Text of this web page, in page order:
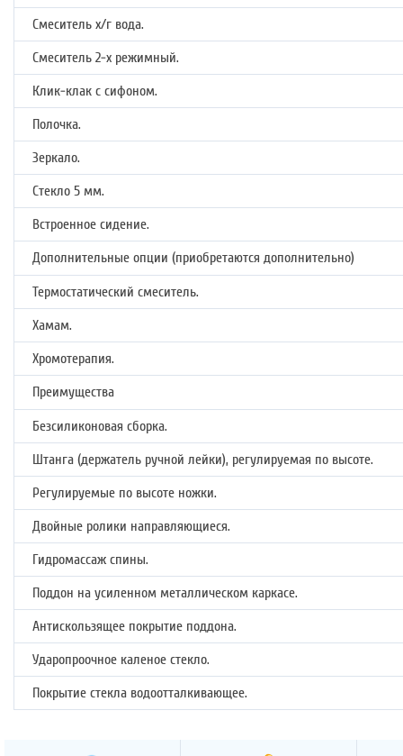
Смеситель х/г вода.
Смеситель 2-х режимный.
Клик-клак с сифоном.
Полочка.
Зеркало.
Стекло 5 мм.
Встроенное сидение.
Дополнительные опции (приобретаются дополнительно)
Термостатический смеситель.
Хамам.
Хромотерапия.
Преимущества
Безсиликоновая сборка.
Штанга (держатель ручной лейки), регулируемая по высоте.
Регулируемые по высоте ножки.
Двойные ролики направляющиеся.
Гидромассаж спины.
Поддон на усиленном металлическом каркасе.
Антискользящее покрытие поддона.
Ударопроочное каленое стекло.
Покрытие стекла водоотталкивающее.